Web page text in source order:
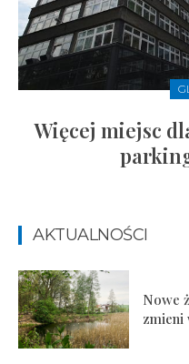
Więcej miejsc
AKTUALNOŚCI
Nowe
zmieni